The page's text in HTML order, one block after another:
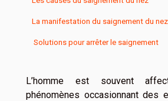
La manifestation du saignement du nez
Solutions pour arrêter le saignement
L’homme est souvent
phénomènes occasionnant des